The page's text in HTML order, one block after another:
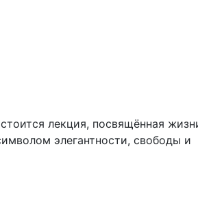
лекция, посвящённая
элегантности, свободы и